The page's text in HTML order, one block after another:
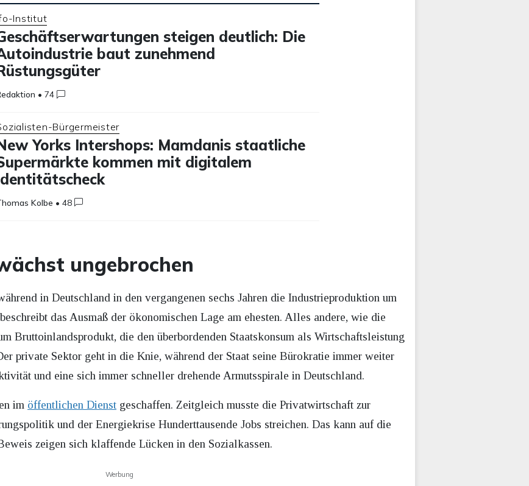
Institut
steigen deutlich: Die
baut zunehmend
•74
Bürgermeister
Yorks Intershops: Mamdanis staatliche
kommen mit digitalem
Kolbe •48
ungebrochen
in Deutschland in den vergangenen sechs Jahren die Industrieproduktion um
das Ausmaß der ökonomischen Lage am ehesten. Alles andere, wie die
Bruttoinlandsprodukt, die den überbordenden Staatskonsum als Wirtschaftsleistung
private Sektor geht in die Knie, während der Staat seine Bürokratie immer weiter
und eine sich immer schneller drehende Armutsspirale in Deutschland.
im öffentlichen Dienst geschaffen. Zeitgleich musste die Privatwirtschaft zur
und der Energiekrise Hunderttausende Jobs streichen. Das kann auf die
zeigen sich klaffende Lücken in den Sozialkassen.
Werbung